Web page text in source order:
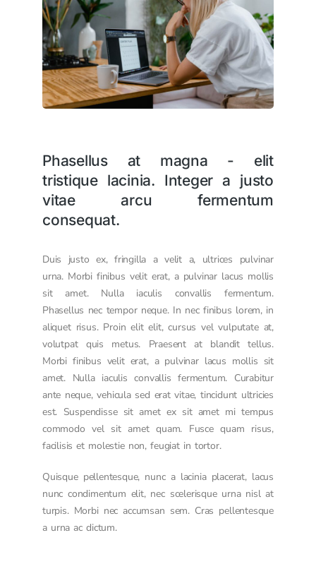
Phasellus at magna - elit
tristique lacinia. Integer a justo
vitae arcu fermentum
consequat.
Duis justo ex, fringilla a velit a, ultrices pulvinar
urna. Morbi finibus velit erat, a pulvinar lacus mollis
sit amet. Nulla iaculis convallis fermentum.
Phasellus nec tempor neque. In nec finibus lorem, in
aliquet risus. Proin elit elit, cursus vel vulputate at,
volutpat quis metus. Praesent at blandit tellus.
Morbi finibus velit erat, a pulvinar lacus mollis sit
amet. Nulla iaculis convallis fermentum. Curabitur
ante neque, vehicula sed erat vitae, tincidunt ultricies
est. Suspendisse sit amet ex sit amet mi tempus
commodo vel sit amet quam. Fusce quam risus,
facilisis et molestie non, feugiat in tortor.
Quisque pellentesque, nunc a lacinia placerat, lacus
nunc condimentum elit, nec scelerisque urna nisl at
turpis. Morbi nec accumsan sem. Cras pellentesque
a urna ac dictum.